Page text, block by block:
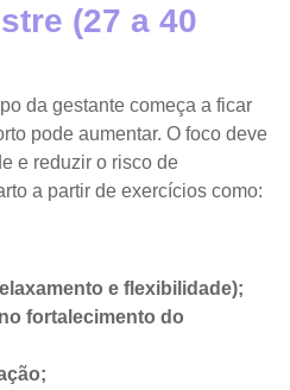
(27 a 40
da gestante começa a ficar
pode aumentar. O foco deve
e reduzir o risco de
a partir de exercícios como:
e flexibilidade);
fortalecimento do